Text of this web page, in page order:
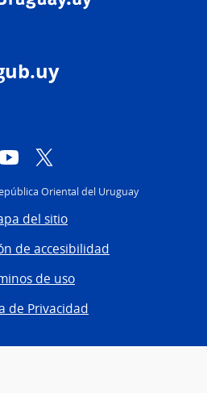
YouTube
Oriental del Uruguay
del sitio
de accesibilidad
de uso
de Privacidad